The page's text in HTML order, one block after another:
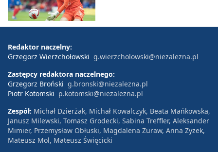
Redaktor naczelny:
Grzegorz Wierzchołowski g.wierzcholowski@niezalezna.pl
Zastępcy redaktora naczelnego:
Grzegorz Broński g.bronski@niezalezna.pl
Piotr Kotomski p.kotomski@niezalezna.pl
Zespół: Michał Dzierżak, Michał Kowalczyk, Beata Mańkowska,
Janusz Milewski, Tomasz Grodecki, Sabina Treffler, Aleksander
Mimier, Przemysław Obłuski, Magdalena Żuraw, Anna Zyzek,
Mateusz Mol, Mateusz Święcicki